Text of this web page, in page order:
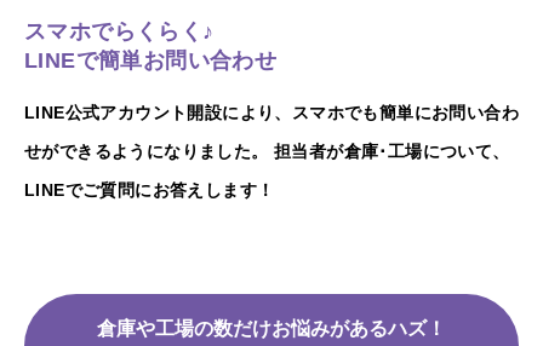
スマホでらくらく♪
LINEで簡単お問い合わせ
LINE公式アカウント開設により、スマホでも簡単にお問い合わ
せができるようになりました。 担当者が倉庫･工場について、
LINEでご質問にお答えします！
倉庫や工場の数だけお悩みがあるハズ！